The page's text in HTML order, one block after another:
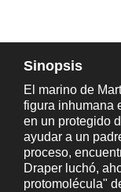
Sinopsis
El marino de
figura inhumana
en un protegido
ayudar a un
proceso,
Draper luchó,
protomolécula"